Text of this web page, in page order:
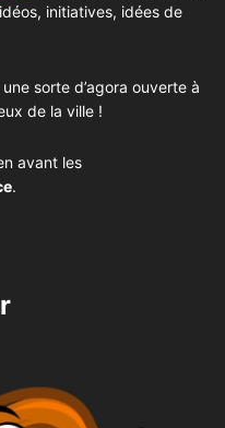
initiatives, idées de
sorte d’agora ouverte à
de la ville !
avant les
.